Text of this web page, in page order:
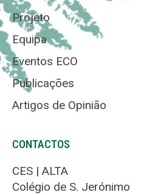
Projeto
Equipa
Eventos ECO
Publicações
Artigos de Opinião
CONTACTOS
CES | ALTA
Colégio de S. Jerónimo